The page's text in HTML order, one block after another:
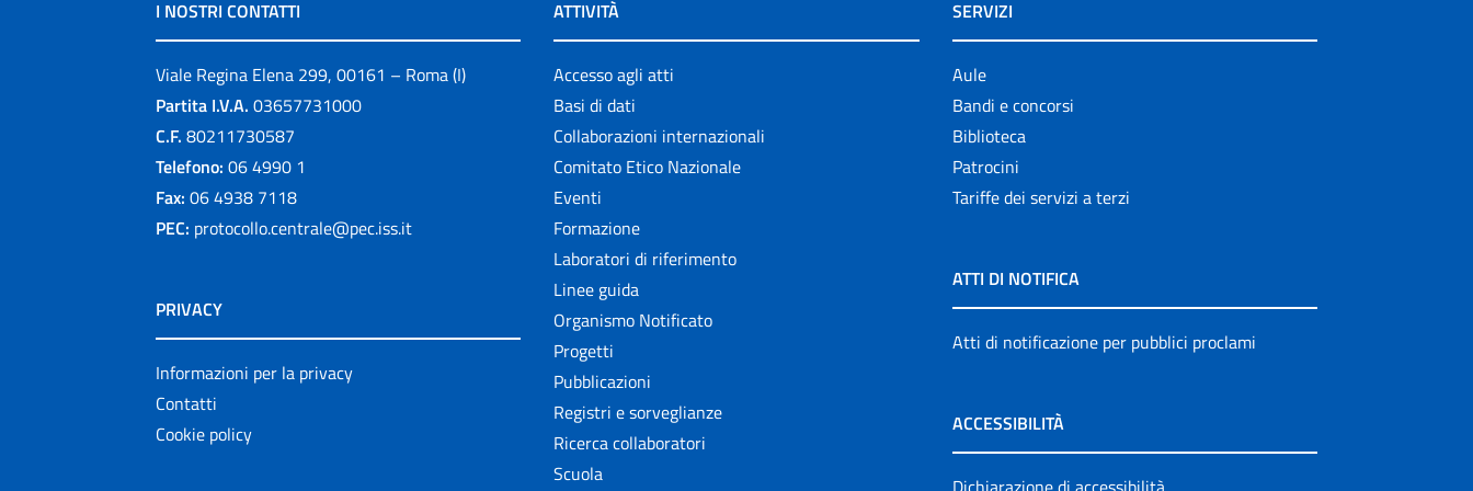
I NOSTRI CONTATTI
Viale Regina Elena 299, 00161 – Roma (I)
Partita I.V.A. 03657731000
C.F. 80211730587
Telefono: 06 4990 1
Fax: 06 4938 7118
PEC: protocollo.centrale@pec.iss.it
PRIVACY
Informazioni per la privacy
Contatti
Cookie policy
ATTIVITÀ
Accesso agli atti
Basi di dati
Collaborazioni internazionali
Comitato Etico Nazionale
Eventi
Formazione
Laboratori di riferimento
Linee guida
Organismo Notificato
Progetti
Pubblicazioni
Registri e sorveglianze
Ricerca collaboratori
Scuola
SERVIZI
Aule
Bandi e concorsi
Biblioteca
Patrocini
Tariffe dei servizi a terzi
ATTI DI NOTIFICA
Atti di notificazione per pubblici proclami
ACCESSIBILITÀ